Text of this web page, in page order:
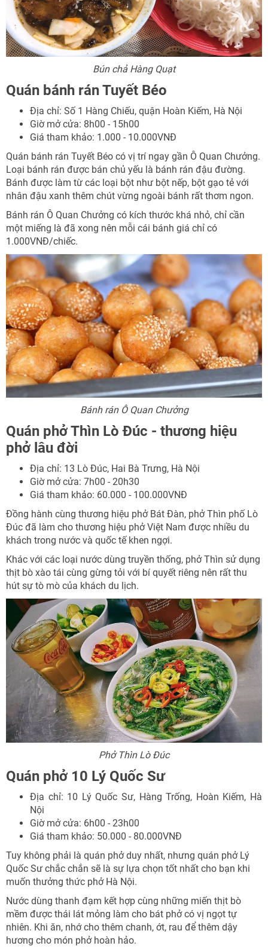
Bún chả Hàng Quạt
Quán bánh rán Tuyết Béo
Địa chỉ: Số 1 Hàng Chiếu, quận Hoàn Kiếm, Hà Nội
Giờ mở cửa: 8h00 - 15h00
Giá tham khảo: 1.000 - 10.000VNĐ
Quán bánh rán Tuyết Béo có vị trí ngay gần Ô Quan Chưởng.
Loại bánh rán được bán chủ yếu là bánh rán đậu đường.
Bánh được làm từ các loại bột như bột nếp, bột gạo tẻ với
nhân đậu xanh thêm chút vừng ngoài bánh rất thơm ngon.
Bánh rán Ô Quan Chưởng có kích thước khá nhỏ, chỉ cần
một miếng là đã xong nên mỗi cái bánh giá chỉ có
1.000VNĐ/chiếc.
Bánh rán Ô Quan Chưởng
Quán phở Thìn Lò Đúc - thương hiệu
phở lâu đời
Địa chỉ: 13 Lò Đúc, Hai Bà Trưng, Hà Nội
Giờ mở cửa: 7h00 - 20h30
Giá tham khảo: 60.000 - 100.000VNĐ
Đồng hành cùng thương hiệu phở Bát Đàn, phở Thìn phố Lò
Đúc đã làm cho thương hiệu phở Việt Nam được nhiều du
khách trong nước và quốc tế khen ngợi.
Khác với các loại nước dùng truyền thống, phở Thìn sử dụng
thịt bò xào tái cùng gừng tỏi với bí quyết riêng nên rất thu
hút sự tò mò của khách du lịch.
Phở Thìn Lò Đúc
Quán phở 10 Lý Quốc Sư
Địa chỉ: 10 Lý Quốc Sư, Hàng Trống, Hoàn Kiếm, Hà
Nội
Giờ mở cửa: 6h00 - 23h00
Giá tham khảo: 50.000 - 80.000VNĐ
Tuy không phải là quán phở duy nhất, nhưng quán phở Lý
Quốc Sư chắc chắn sẽ là sự lựa chọn tốt nhất cho bạn khi
muốn thưởng thức phở Hà Nội.
Nước dùng thanh đạm kết hợp cùng những miến thịt bò
mềm được thái lát mỏng làm cho bát phở có vị ngọt tự
nhiên. Khi ăn, nhớ cho thêm chanh, ớt, rau để thêm dậy
hương cho món phở hoàn hảo.